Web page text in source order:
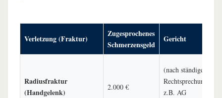
Verletzung (Fraktur)
Zugesprochenes
Schmerzensgeld
Gericht
Radiusfraktur
(Handgelenk)
2.000 €
(nach ständiger
Rechtsprechung,
z.B. AG